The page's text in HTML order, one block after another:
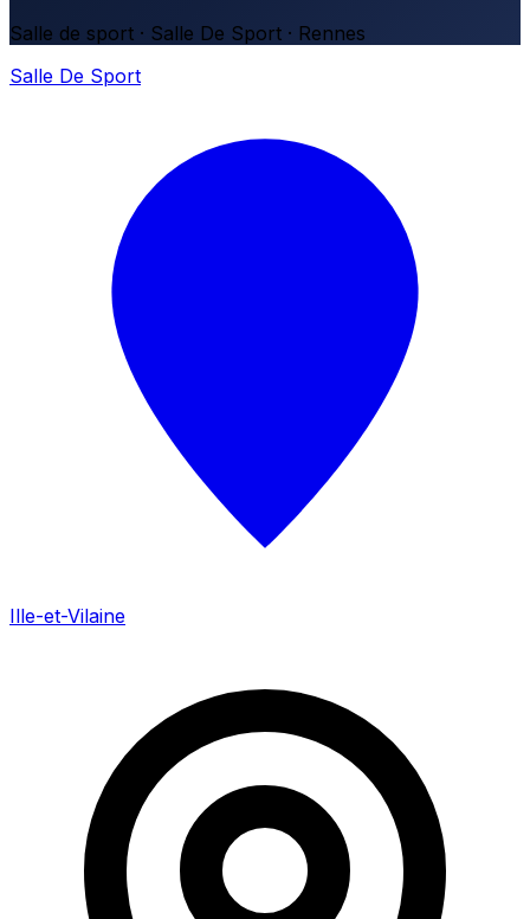
Salle de sport · Salle De Sport · Rennes
Salle De Sport
Ille-et-Vilaine